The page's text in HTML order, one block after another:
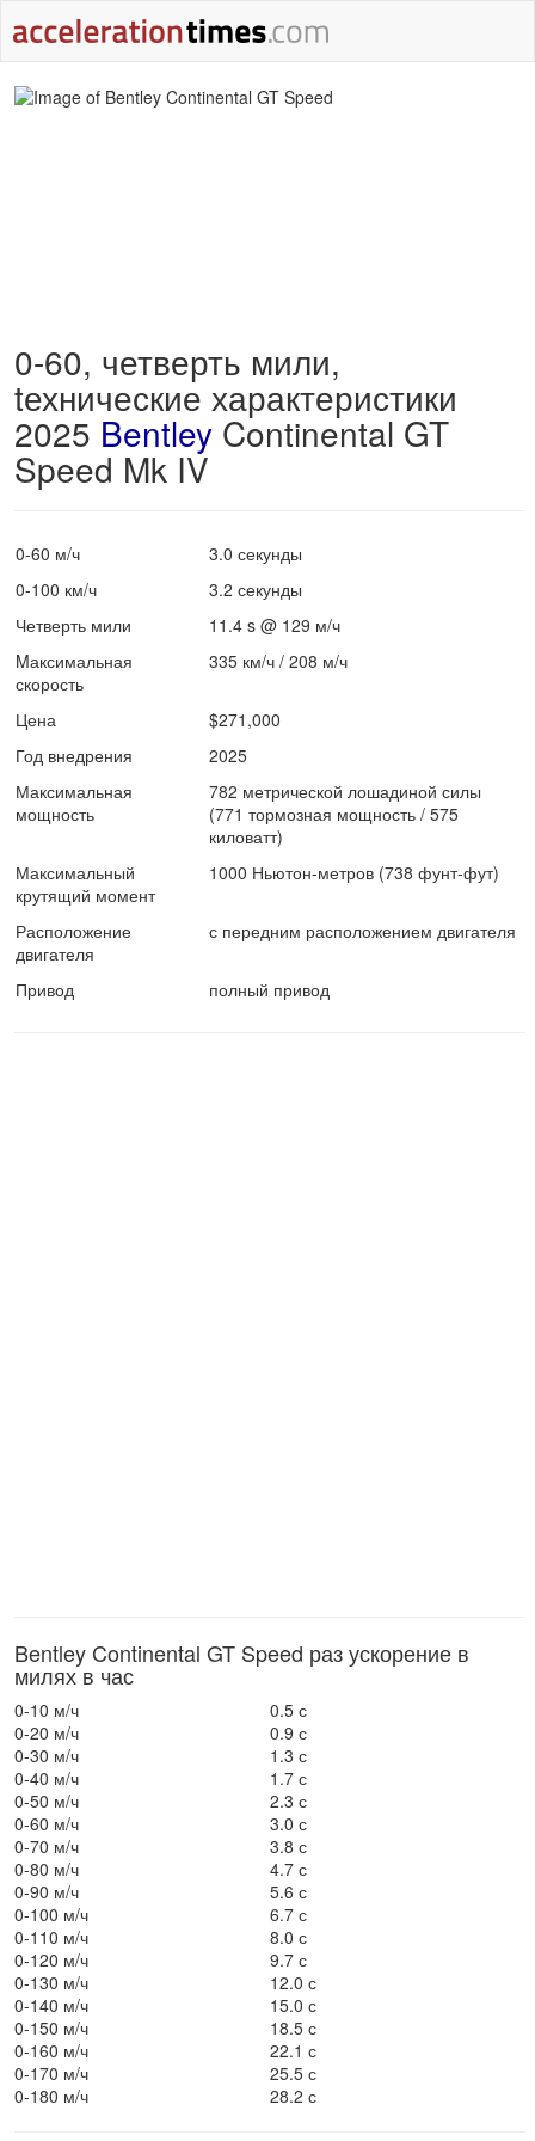
0-60, четверть мили,
tехнические характеристики
2025 Bentley Continental GT
Speed Mk IV
0-60 м/ч
3.0 секунды
0-100 км/ч
3.2 секунды
Четверть мили
11.4 s @ 129 м/ч
Mаксимальная
скорость
335 км/ч / 208 м/ч
Цена
$271,000
Год внедрения
2025
Максимальная
мощность
782 метрической лошадиной силы
(771 тормозная мощность / 575
киловатт)
Максимальный
крутящий момент
1000 Ньютон-метров (738 фунт-фут)
Расположение
двигателя
с передним расположением двигателя
Привод полный привод
Bentley Continental GT Speed раз ускорение в
милях в час
0-10 м/ч
0.5 с
0-20 м/ч
0.9 с
0-30 м/ч
1.3 с
0-40 м/ч
1.7 с
0-50 м/ч
2.3 с
0-60 м/ч
3.0 с
0-70 м/ч
3.8 с
0-80 м/ч
4.7 с
0-90 м/ч
5.6 с
0-100 м/ч
6.7 с
0-110 м/ч
8.0 с
0-120 м/ч
9.7 с
0-130 м/ч
12.0 с
0-140 м/ч
15.0 с
0-150 м/ч
18.5 с
0-160 м/ч
22.1 с
0-170 м/ч
25.5 с
0-180 м/ч
28.2 с